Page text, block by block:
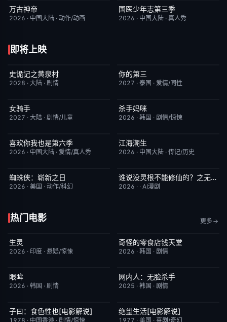
更新至第7集
万古神帝
2026 · 中国大陆 · 动作/动画
本周更新
国医少年志第三季
2026 · 中国大陆 · 真人秀
即将上映
6月23日更新
史诡记之黄泉村
2028 · 大陆 · 剧情
更新至第02集
你的第三
2027 · 泰国 · 爱情/同性
7月15日更新
女骑手
2027 · 大陆 · 剧情/儿童
更新至第02集
杀手妈咪
2026 · 韩国 · 剧情/惊悚
今日更新
喜欢你我也是第六季
2026 · 中国大陆 · 爱情/真人秀
更新至第22集
江海潮生
2026 · 中国大陆 · 传记/历史
TC中字
蜘蛛侠：崭新之日
2026 · 美国 · 动作/科幻
完结 5.0谁说没灵根不能修仙的？之无灵证道第五季
2026 · · AI漫剧
热门电影 更多
今日更新
生灵
2026 · 印度 · 悬疑/惊悚
HD中字
奇怪的零食店钱天堂
2026 · 韩国 · 剧情
HD中字
眼眸
2026 · 韩国 · 剧情
今日更新
网内人：无脸杀手
2025 · 韩国 · 剧情
已完结
子曰：食色性也[电影解说]
1978 · 中国香港 · 剧情/惊悚
已完结
绝望生活[电影解说]
1977 · 美国 · 喜剧/奇幻